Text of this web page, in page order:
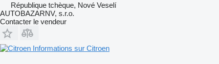
République tchèque, Nové Veselí
AUTOBAZARNV, s.r.o.
Contacter le vendeur
Informations sur Citroen